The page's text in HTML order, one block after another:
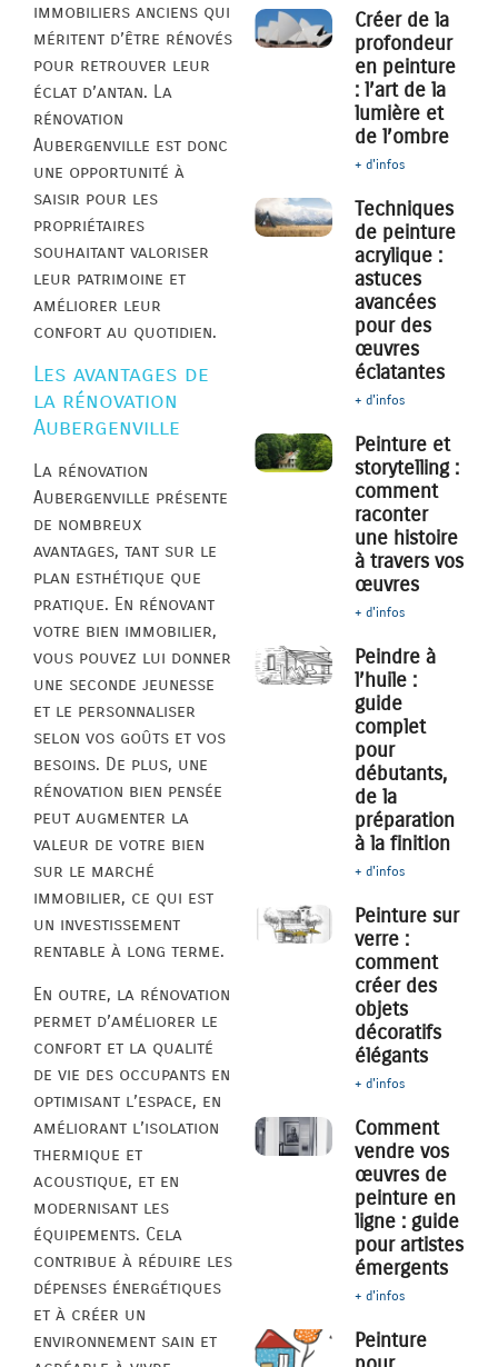
immobiliers anciens qui
méritent d’être rénovés
pour retrouver leur
éclat d’antan. La
rénovation
Aubergenville est donc
une opportunité à
saisir pour les
propriétaires
souhaitant valoriser
leur patrimoine et
améliorer leur
confort au quotidien.
Les avantages de
la rénovation
Aubergenville
La rénovation
Aubergenville présente
de nombreux
avantages, tant sur le
plan esthétique que
pratique. En rénovant
votre bien immobilier,
vous pouvez lui donner
une seconde jeunesse
et le personnaliser
selon vos goûts et vos
besoins. De plus, une
rénovation bien pensée
peut augmenter la
valeur de votre bien
sur le marché
immobilier, ce qui est
un investissement
rentable à long terme.
En outre, la rénovation
permet d’améliorer le
confort et la qualité
de vie des occupants en
optimisant l’espace, en
améliorant l’isolation
thermique et
acoustique, et en
modernisant les
équipements. Cela
contribue à réduire les
dépenses énergétiques
et à créer un
environnement sain et
Créer de la
profondeur
en peinture
: l’art de la
lumière et
de l’ombre
+ d'infos
Techniques
de peinture
acrylique :
astuces
avancées
pour des
œuvres
éclatantes
+ d'infos
Peinture et
storytelling :
comment
raconter
une histoire
à travers vos
œuvres
+ d'infos
Peindre à
l’huile :
guide
complet
pour
débutants,
de la
préparation
à la finition
+ d'infos
Peinture sur
verre :
comment
créer des
objets
décoratifs
élégants
+ d'infos
Comment
vendre vos
œuvres de
peinture en
ligne : guide
pour artistes
émergents
+ d'infos
Peinture